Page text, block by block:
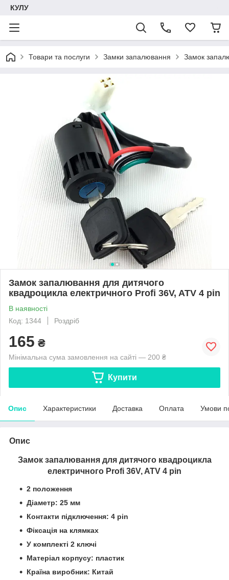
КУЛУ
Товари та послуги Замки запалювання Замок
Замок запалювання для дитячого
квадроцикла електричного Profi 36V, ATV 4 pin
В наявності
Код: 1344
Роздріб
165 ₴
Мінімальна сума замовлення на сайті — 200 ₴
Купити
Опис Характеристики Доставка Оплата Умови
Опис
Замок запалювання для дитячого квадроцикла
електричного Profi 36V, ATV 4 pin
2 положення
Діаметр: 25 мм
Контакти підключення: 4 pin
Фіксація на клямках
У комплекті 2 ключі
Матеріал корпусу: пластик
Країна виробник: Китай